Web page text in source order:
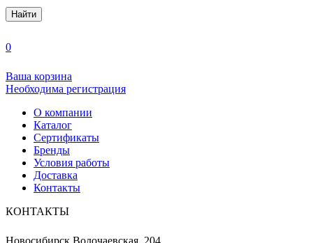
Найти
0
Ваша корзина
Необходима регистрация
О компании
Каталог
Сертификаты
Бренды
Условия работы
Доставка
Контакты
КОНТАКТЫ
Новосибирск Волочаевская, 204